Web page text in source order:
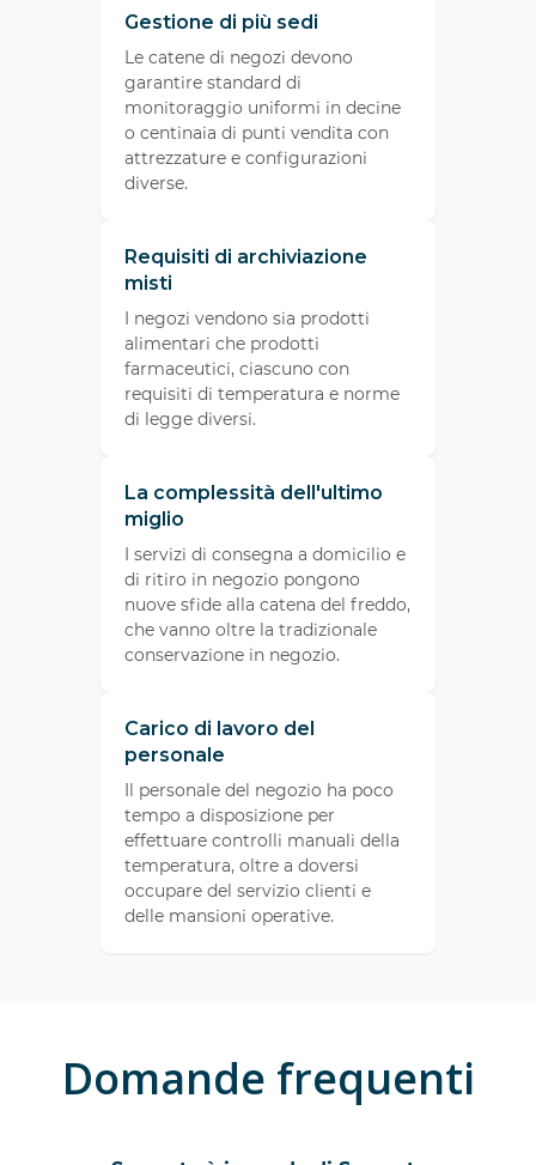
Gestione di più sedi
Le catene di negozi devono
garantire standard di
monitoraggio uniformi in decine
o centinaia di punti vendita con
attrezzature e configurazioni
diverse.
Requisiti di archiviazione
misti
I negozi vendono sia prodotti
alimentari che prodotti
farmaceutici, ciascuno con
requisiti di temperatura e norme
di legge diversi.
La complessità dell'ultimo
miglio
I servizi di consegna a domicilio e
di ritiro in negozio pongono
nuove sfide alla catena del freddo,
che vanno oltre la tradizionale
conservazione in negozio.
Carico di lavoro del
personale
Il personale del negozio ha poco
tempo a disposizione per
effettuare controlli manuali della
temperatura, oltre a doversi
occupare del servizio clienti e
delle mansioni operative.
Domande frequenti